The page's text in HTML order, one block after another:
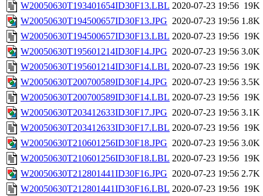
W20050630T193401654ID30F13.LBL 2020-07-23 19:56 19K
W20050630T194500657ID30F13.JPG 2020-07-23 19:56 1.8K
W20050630T194500657ID30F13.LBL 2020-07-23 19:56 19K
W20050630T195601214ID30F14.JPG 2020-07-23 19:56 3.0K
W20050630T195601214ID30F14.LBL 2020-07-23 19:56 19K
W20050630T200700589ID30F14.JPG 2020-07-23 19:56 3.5K
W20050630T200700589ID30F14.LBL 2020-07-23 19:56 19K
W20050630T203412633ID30F17.JPG 2020-07-23 19:56 3.1K
W20050630T203412633ID30F17.LBL 2020-07-23 19:56 19K
W20050630T210601256ID30F18.JPG 2020-07-23 19:56 3.0K
W20050630T210601256ID30F18.LBL 2020-07-23 19:56 19K
W20050630T212801441ID30F16.JPG 2020-07-23 19:56 2.7K
W20050630T212801441ID30F16.LBL 2020-07-23 19:56 19K